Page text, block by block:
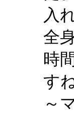
入
全
時
す
～